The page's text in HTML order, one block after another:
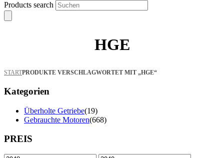
Products search
HGE
STARTPRODUKTE VERSCHLAGWORTET MIT „HGE“
Kategorien
Überholte Getriebe(19)
Gebrauchte Motoren(668)
PREIS